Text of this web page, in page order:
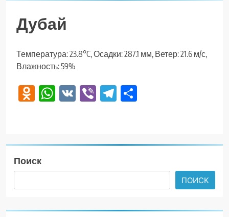
Дубай
Температура: 23.8°C, Осадки: 287.1 мм, Ветер: 21.6 м/с,
Влажность: 59%
Odnoklassniki
WhatsApp
VK ViberTelegram
Поиск
ПОИСК